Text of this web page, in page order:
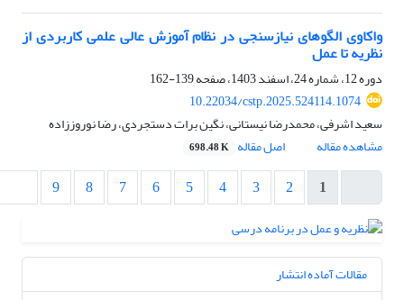
واکاوی الگوهای نیازسنجی در نظام آموزش عالی علمی کاربردی از
نظریه تا عمل
دوره 12، شماره 24، اسفند 1403، صفحه
139-162
10.22034/cstp.2025.524114.1074
سعید اشرفی، محمدرضا نیستانی، نگین برات دستجردی، رضا نوروززاده
مشاهده مقاله
اصل مقاله 698.48 K
1
2
3
4
5
6
7
8
9
مقالات آماده انتشار